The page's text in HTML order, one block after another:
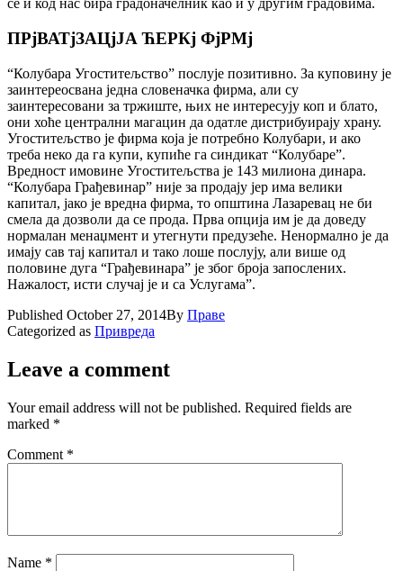
се и код нас бира градоначелник као и у другим градовима.
ПРjВАТjЗАЦjЈА ЋЕРКj ФjРМj
“Колубара Угоститељство” послуjе позитивно. За куповину jе
заинтереосвана jедна словеначка фирма, али су
заинтересовани за тржиште, њих не интересуjу коп и блато,
они хоће централни магацин да одатле дистрибуираjу храну.
Угоститељство jе фирма коjа jе потребно Колубари, и ако
треба неко да га купи, купиће га синдикат “Колубаре”.
Вредност имовине Угоститељства jе 143 милиона динара.
“Колубара Грађевинар” ниjе за продаjу jер има велики
капитал, jако jе вредна фирма, то општина Лазаревац не би
смела да дозволи да се прода. Прва опциjа им jе да доведу
нормалан менаџмент и утегнути предузеће. Ненормално jе да
имаjу сав таj капитал и тако лоше послуjу, али више од
половине дуга “Грађевинара” jе због броjа запослених.
Нажалост, исти случаj jе и са Услугама”.
Published October 27, 2014By Праве
Categorized as Привреда
Leave a comment
Your email address will not be published. Required fields are
marked *
Comment *
Name *